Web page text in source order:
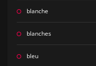
blanche
blanches
bleu